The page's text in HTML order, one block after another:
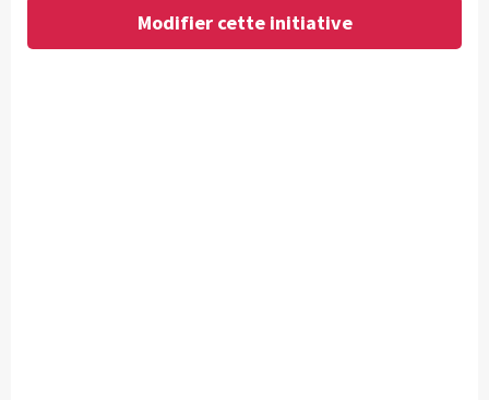
Modifier cette initiative